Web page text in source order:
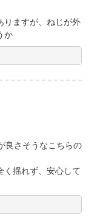
りますが、ねじが外
か
良さそうなこちらの
く揺れず、安心して